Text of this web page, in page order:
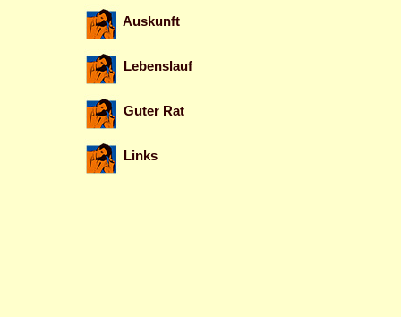
Auskunft
Lebenslauf
Guter Rat
Links